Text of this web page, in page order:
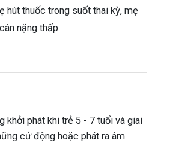
hút thuốc trong suốt thai kỳ, mẹ
nặng thấp.
khởi phát khi trẻ 5 - 7 tuổi và giai
cử động hoặc phát ra âm